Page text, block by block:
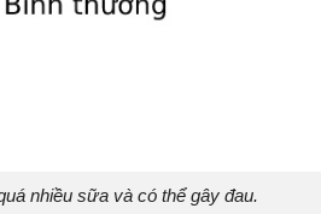
nhiều sữa và có thể gây đau.